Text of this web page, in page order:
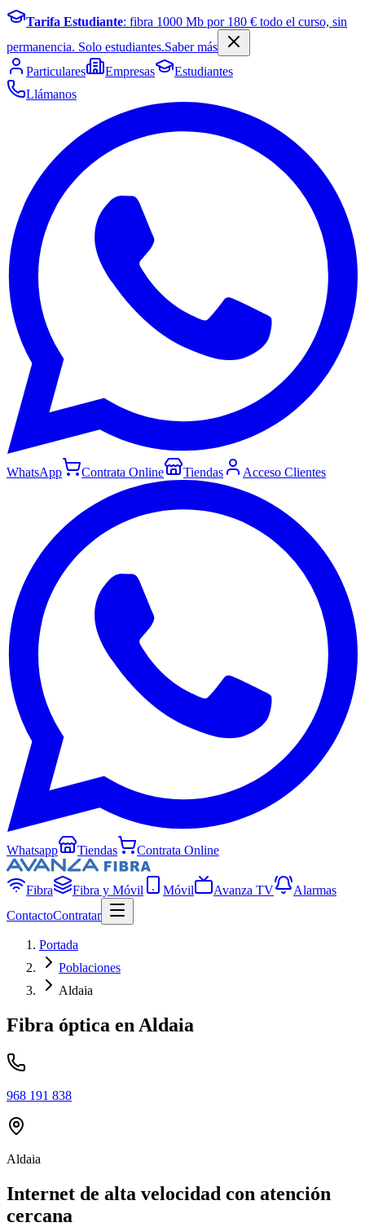
Tarifa Estudiante: fibra 1000 Mb por 180 € todo el curso, sin
permanencia. Solo estudiantes.Saber más
Particulares
Empresas
Estudiantes
Llámanos
WhatsApp Contrata Online Tiendas Acceso Clientes
Whatsapp Tiendas Contrata Online
Fibra Fibra y Móvil Móvil Avanza TV
Alarmas
ContactoContratar
Portada
Poblaciones
Aldaia
Fibra óptica en Aldaia
968 191 838
Aldaia
Internet de alta velocidad con atención
cercana